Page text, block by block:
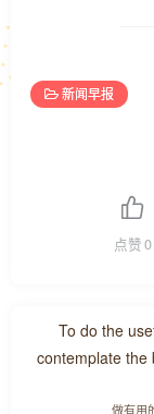
新闻早报
点赞0
To do the
contemplate the
做有用